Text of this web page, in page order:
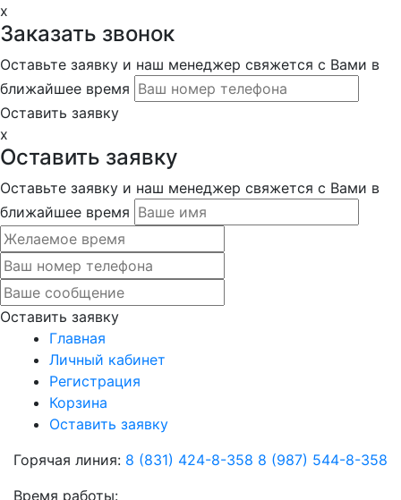
x
Заказать звонок
Оставьте заявку и наш менеджер свяжется с Вами в
ближайшее время
Оставить заявку
x
Оставить заявку
Оставьте заявку и наш менеджер свяжется с Вами в
ближайшее время
Оставить заявку
Главная
Личный кабинет
Регистрация
Корзина
Оставить заявку
Горячая линия: 8 (831) 424-8-358 8 (987) 544-8-358
Время работы: